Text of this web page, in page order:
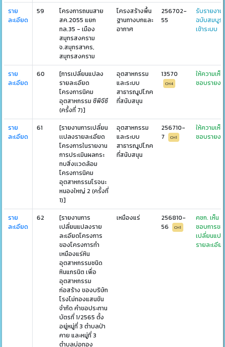
ราย
ละเอียด
59
โครงการถนนสาย
สค.2055 แยก
ทล.35 - เมือง
สมุทรสงคราม
จ.สมุทรสาคร,
สมุทรสงคราม
โครงสร้างพื้น
ฐานทางบกและ
อากาศ
256702-
55
รับรายงาน
ฉบับสมบู
เข้าระบบ
ราย
ละเอียด
60
[การเปลี่ยนแปลง
รายละเอียด
โครงการนิคม
อุตสาหกรรม ซีพีจีซี
(ครั้งที่ 7)]
อุตสาหกรรม
และระบบ
สาธารณูปโภค
ที่สนับสนุน
13570
CH4
ให้ความเห็น
ชอบรายงา
ราย
ละเอียด
61
[รายงานการเปลี่ยน
เเปลงรายละเอียด
โครงการในรายงาน
การประเมินผลกระ
ทบสิ่งเเวดล้อม
โครงการนิคม
อุตสาหกรรมโรจนะ
หนองใหญ่ 2 (ครั้งที่
1)]
อุตสาหกรรม
และระบบ
สาธารณูปโภค
ที่สนับสนุน
256710-
7
CH1
ให้ความเห็น
ชอบรายงา
ราย
ละเอียด
62
[รายงานการ
เปลี่ยนแปลงราย
ละเอียดโครงการ
ของโครงการทำ
เหมืองแร่หิน
อุตสาหกรรมชนิด
หินแกรนิต เพื่อ
อุตสาหกรรม
ก่อสร้าง ของบริษัท
โรงโม่ทองแสนขัน
จำกัด คำขอประทาน
บัตรที่ 1/2565 ตั้ง
อยู่หมู่ที่ 3 ตำบลป่า
คาย และหมู่ที่ 3
ตำบลบ่อทอง
เหมืองแร่
256810-
56
CH1
คชก. เห็น
ชอบการขอ
เปลี่ยนแป
รายละเอีย